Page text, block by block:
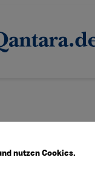
nutzen Cookies.